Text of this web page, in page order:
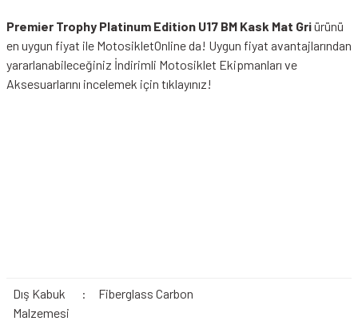
Premier Trophy Platinum Edition U17 BM Kask Mat Griürünü
en uygun fiyat ile MotosikletOnline da! Uygun fiyat avantajlarından
yararlanabileceğiniz İndirimli Motosiklet Ekipmanları ve
Aksesuarlarını incelemek için tıklayınız!
Dış Kabuk
Malzemesi
: Fiberglass Carbon